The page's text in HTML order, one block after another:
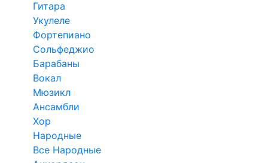
Гитара
Укулеле
Фортепиано
Сольфеджио
Барабаны
Вокал
Мюзикл
Ансамбли
Хор
Народные
Все Народные